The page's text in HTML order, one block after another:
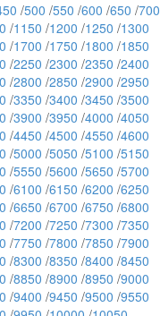
/500 /550 /600 /650 /700
/1150 /1200 /1250 /1300
/1700 /1750 /1800 /1850
/2250 /2300 /2350 /2400
/2800 /2850 /2900 /2950
/3350 /3400 /3450 /3500
/3900 /3950 /4000 /4050
/4450 /4500 /4550 /4600
/5000 /5050 /5100 /5150
/5550 /5600 /5650 /5700
/6100 /6150 /6200 /6250
/6650 /6700 /6750 /6800
/7200 /7250 /7300 /7350
/7750 /7800 /7850 /7900
/8300 /8350 /8400 /8450
/8850 /8900 /8950 /9000
/9400 /9450 /9500 /9550